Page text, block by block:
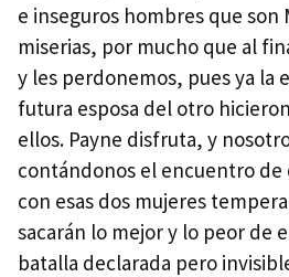
e inseguros hombres que son
miserias, por mucho que al
y les perdonemos, pues ya la
futura esposa del otro
ellos. Payne disfruta, y
contándonos el encuentro de
con esas dos mujeres
sacarán lo mejor y lo peor de
batalla declarada pero